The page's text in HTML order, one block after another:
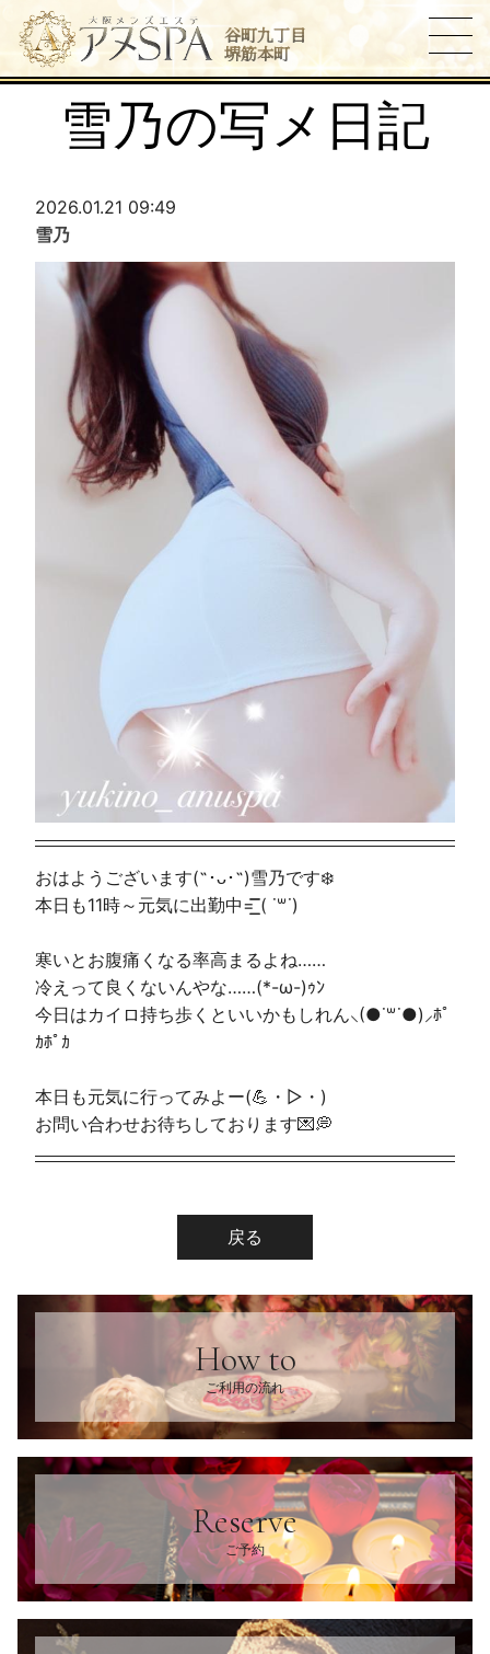
谷町九丁目
堺筋本町
雪乃の写メ日記
2026.01.21 09:49
雪乃
おはようございます(˶･ᴗ･˶)雪乃です❄️
本日も11時～元気に出勤中=͟͟͞͞ ( ˙꒳​˙)
寒いとお腹痛くなる率高まるよね……
冷えって良くないんやな……(*-ω-)ｩﾝ
今日はカイロ持ち歩くといいかもしれん⸜(●˙꒳˙●)⸝ﾎﾟ
ｶﾎﾟｶ
本日も元気に行ってみよー(💪・▷・)
お問い合わせお待ちしております💌💭
戻る
How to
ご利用の流れ
Reserve
ご予約